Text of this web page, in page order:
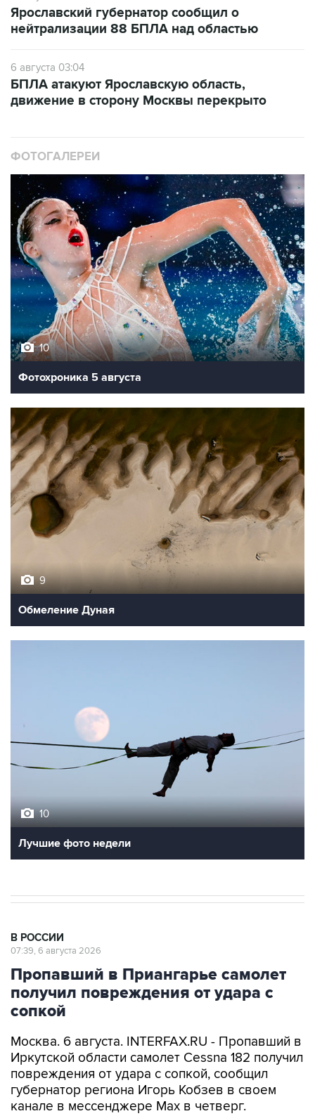
Ярославский губернатор сообщил о
нейтрализации 88 БПЛА над областью
6 августа 03:04
БПЛА атакуют Ярославскую область,
движение в сторону Москвы перекрыто
ФОТОГАЛЕРЕИ
10
Фотохроника 5 августа
9
Обмеление Дуная
10
Лучшие фото недели
В РОССИИ
07:39, 6 августа 2026
Пропавший в Приангарье самолет
получил повреждения от удара с
сопкой
Москва. 6 августа. INTERFAX.RU - Пропавший в
Иркутской области самолет Cessna 182 получил
повреждения от удара с сопкой, сообщил
губернатор региона Игорь Кобзев в своем
канале в мессенджере Мах в четверг.